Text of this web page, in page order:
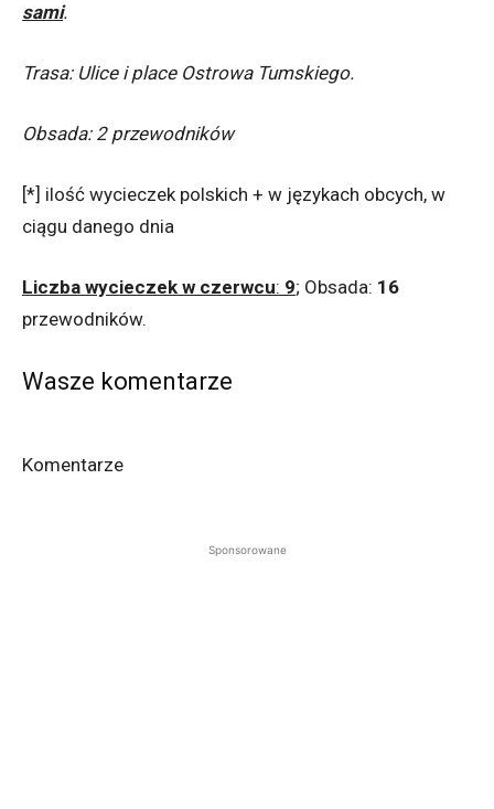
sami.
Trasa: Ulice i place Ostrowa Tumskiego.
Obsada: 2 przewodników
[*] ilość wycieczek polskich + w językach obcych, w
ciągu danego dnia
Liczba wycieczek w czerwcu: 9; Obsada: 16
przewodników.
Wasze komentarze
Komentarze
Sponsorowane